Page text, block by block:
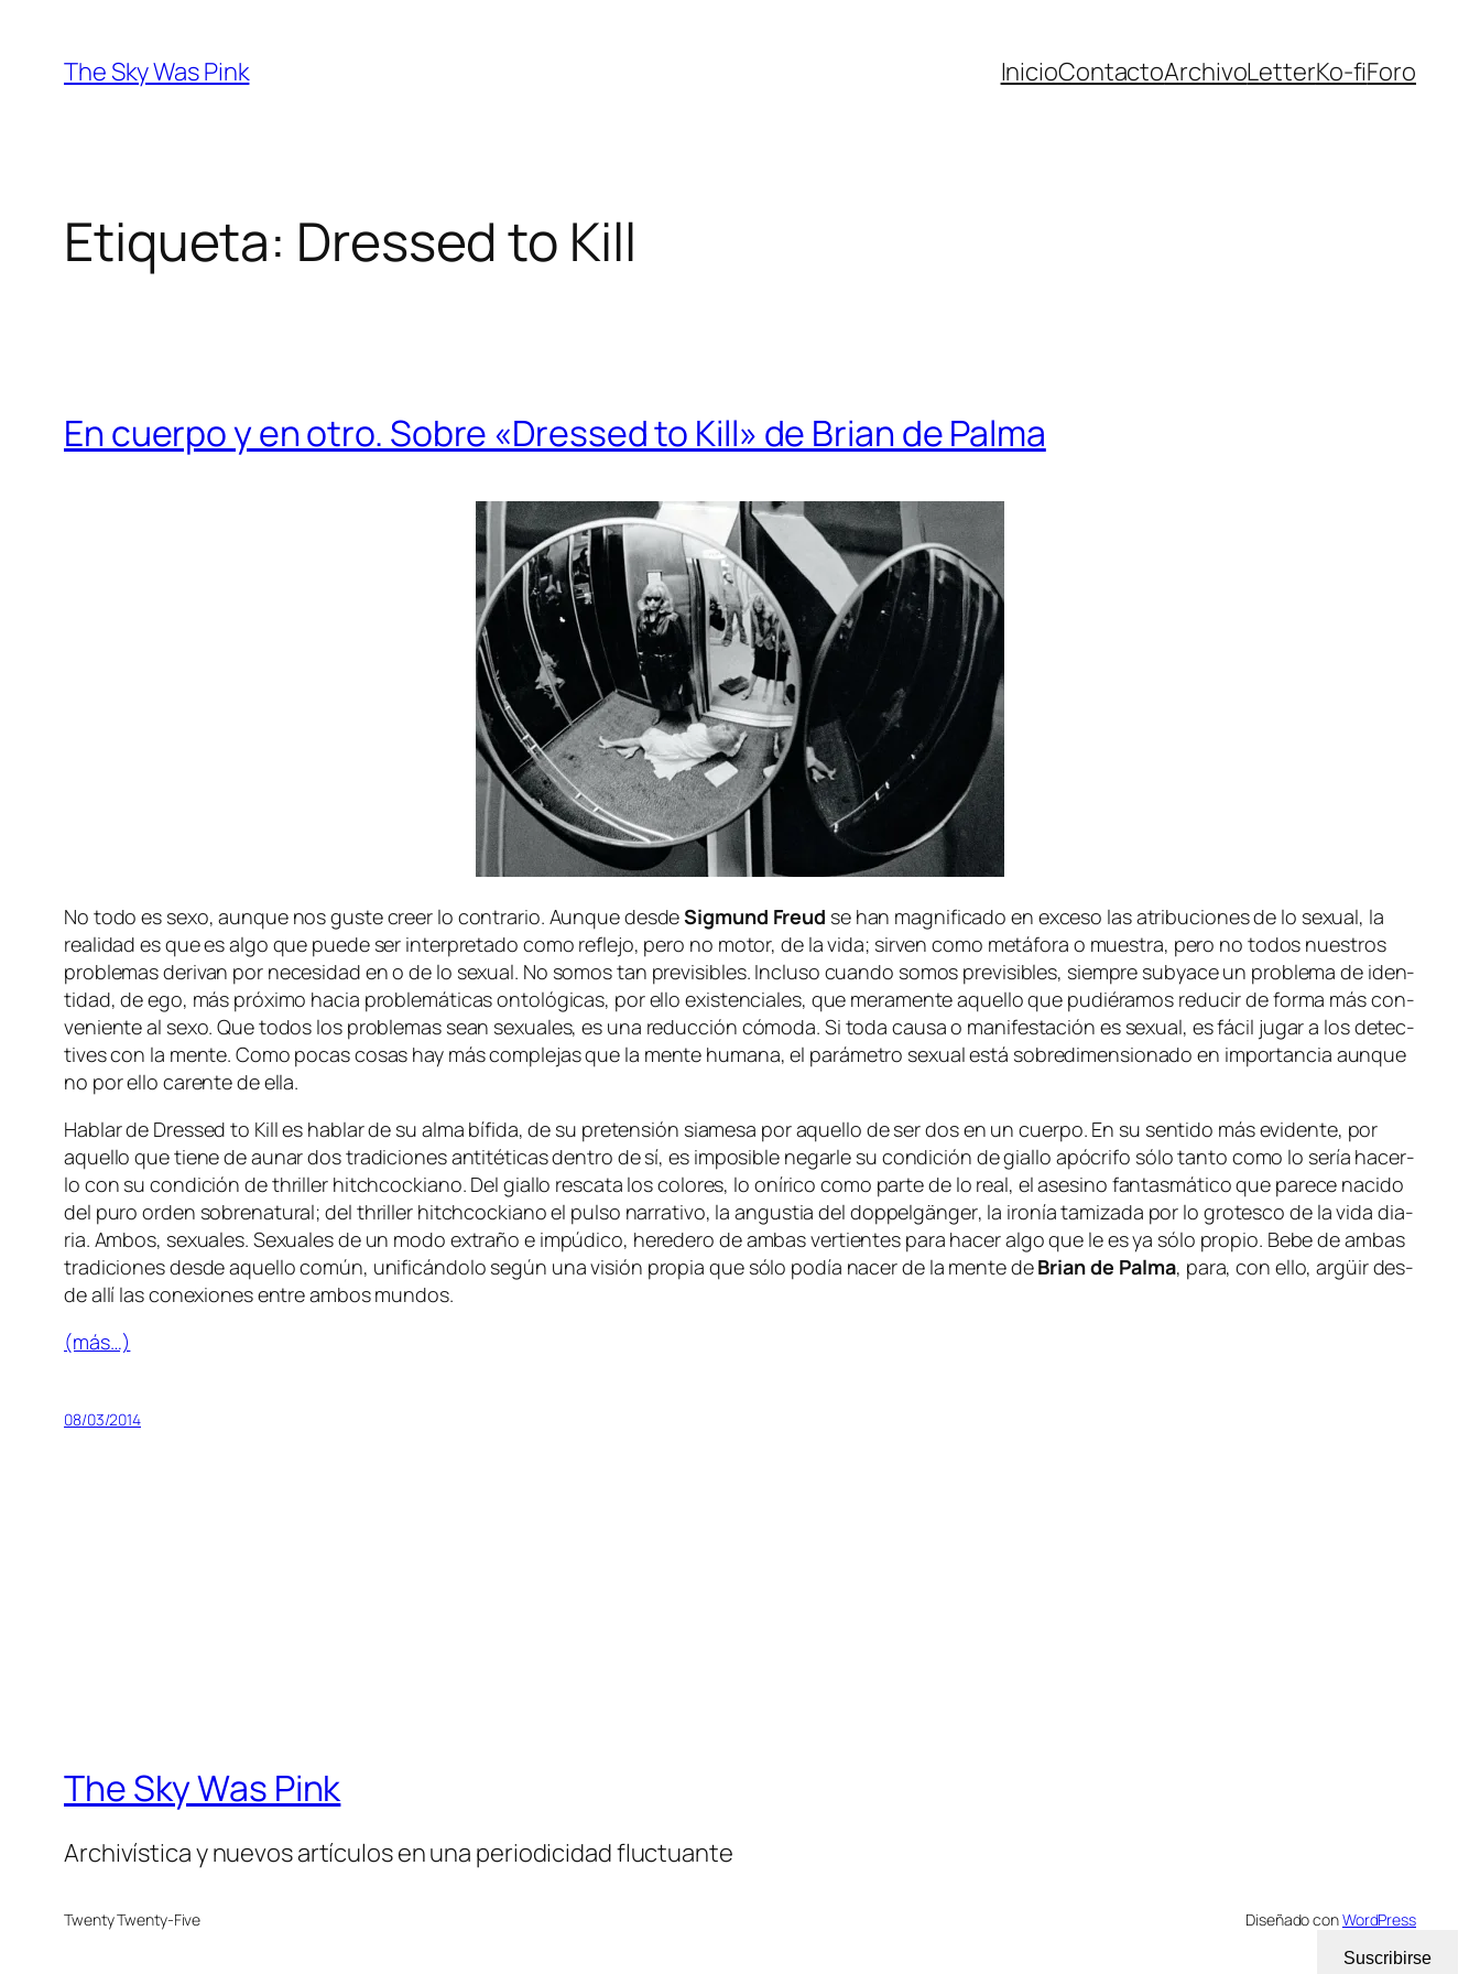
contenido
The Sky Was Pink InicioContactoArchivoLetterKo-fiForo
Etiqueta: Dressed to Kill
En cuerpo y en otro. Sobre «Dressed to Kill» de Brian de Palma
No to­do es se­xo, aun­que nos gus­te creer lo con­tra­rio. Aunque des­deSigmund Freud se han mag­ni­fi­ca­do en ex­ce­so las atri­bu­cio­nes de lo se­xual, la
reali­dad es que es al­go que pue­de ser in­ter­pre­ta­do co­mo re­fle­jo, pe­ro no mo­tor, de la vi­da; sir­ven co­mo me­tá­fo­ra o mues­tra, pe­ro no to­dos nues­tros
pro­ble­mas de­ri­van por ne­ce­si­dad en o de lo se­xual. No so­mos tan pre­vi­si­bles. Incluso cuan­do so­mos pre­vi­si­bles, siem­pre sub­ya­ce un pro­ble­ma de iden­
ti­dad, de ego, más pró­xi­mo ha­cia pro­ble­má­ti­cas on­to­ló­gi­cas, por ello exis­ten­cia­les, que me­ra­men­te aque­llo que pu­dié­ra­mos re­du­cir de for­ma más con­
ve­nien­te al se­xo. Que to­dos los pro­ble­mas sean se­xua­les, es una re­duc­ción có­mo­da. Si to­da cau­sa o ma­ni­fes­ta­ción es se­xual, es fá­cil ju­gar a los de­tec­
ti­ves con la men­te. Como po­cas co­sas hay más com­ple­jas que la men­te hu­ma­na, el pa­rá­me­tro se­xual es­tá so­bre­di­men­sio­na­do en im­por­tan­cia aun­que
no por ello ca­ren­te de ella.
Hablar de Dressed to Killes ha­blar de su al­ma bí­fi­da, de su pre­ten­sión sia­me­sa por aque­llo de ser dos en un cuer­po. En su sen­ti­do más evi­den­te, por
aque­llo que tie­ne de au­nar dos tra­di­cio­nes an­ti­té­ti­cas den­tro de sí, es im­po­si­ble ne­gar­le su con­di­ción degia­llo apó­cri­fo só­lo tan­to co­mo lo se­ría ha­cer­
lo con su con­di­ción deth­ri­ller hitch­coc­kiano. Del gia­llo res­ca­ta los co­lo­res, lo oní­ri­co co­mo par­te de lo real, el ase­sino fan­tas­má­ti­co que pa­re­ce na­ci­do
del pu­ro or­den so­bre­na­tu­ral; del th­ri­ller hitch­coc­kianoel pul­so na­rra­ti­vo, la an­gus­tia del dop­pel­gän­ger, la iro­nía ta­mi­za­da por lo gro­tes­co de la vi­da dia­
ria. Ambos, se­xua­les. Sexuales de un mo­do ex­tra­ño e im­pú­di­co, he­re­de­ro de am­bas ver­tien­tes pa­ra ha­cer al­go que le es ya só­lo pro­pio. Bebe de am­bas
tra­di­cio­nes des­de aque­llo co­mún, uni­fi­cán­do­lo se­gún una vi­sión pro­pia que só­lo po­día na­cer de la men­te deBrian de Palma, pa­ra, con ello, ar­güir des­
de allí las co­ne­xio­nes en­tre am­bos mundos.
(más…)
08/03/2014
The Sky Was Pink
Archivística y nuevos artículos en una periodicidad fluctuante
Twenty Twenty-Five Diseñado conWordPress
Suscribirse